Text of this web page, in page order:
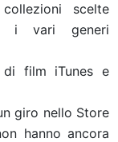
scelte
i vari generi
film iTunes e
giro nello Store
hanno ancora